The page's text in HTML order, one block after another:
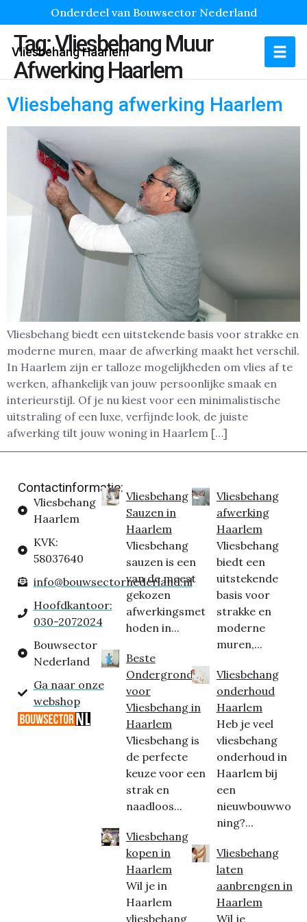
Onderdeel van Bouwsector Nederland
Vliesbehang Haarlem
Tag:Vliesbehang Muur
Afwerking Haarlem
Vliesbehang afwerking Haarlem
Vliesbehang biedt een uitstekende basis voor strakke en
moderne muren, maar de afwerking maakt het verschil.
In Haarlem zijn er talloze mogelijkheden om vlies af te
werken, afhankelijk van jouw persoonlijke smaak en
interieurstijl. Of je nu kiest voor een minimalistische
uitstraling of een luxe, verfijnde look, de juiste
afwerking tilt jouw woning in Haarlem […]
Contactinformatie:
Vliesbehang
Haarlem
KVK:
58037640
info@bouwsectornederland.nl
Hoofdkantoor:
030-2072024
Bouwsector
Nederland
Ga naar onze
webshop
Vliesbehang
Sauzen in
Haarlem
Vliesbehang
sauzen is een
van de meest
gekozen
afwerkingsmet
hoden in...
Beste
Ondergrond
voor
Vliesbehang in
Haarlem
Vliesbehang is
de perfecte
keuze voor een
strak en
naadloos...
Vliesbehang
kopen in
Haarlem
Wil je in
Haarlem
vliesbehang
Vliesbehang
afwerking
Haarlem
Vliesbehang
biedt een
uitstekende
basis voor
strakke en
moderne
muren,...
Vliesbehang
onderhoud
Haarlem
Heb je veel
vliesbehang
onderhoud in
Haarlem bij
een
nieuwbouwwo
ning?...
Vliesbehang
laten
aanbrengen in
Haarlem
Wil je